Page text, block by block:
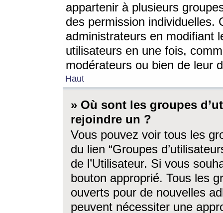
appartenir à plusieurs
des permission individuelles.
administrateurs en modifiant
utilisateurs en une fois,
modérateurs ou bien de leur
Haut
» Où sont les groupes
rejoindre un ?
Vous pouvez voir tous les
du lien “Groupes
de l’Utilisateur. Si vous
bouton approprié. Tous les
ouverts pour de nouvelles
peuvent nécessiter une